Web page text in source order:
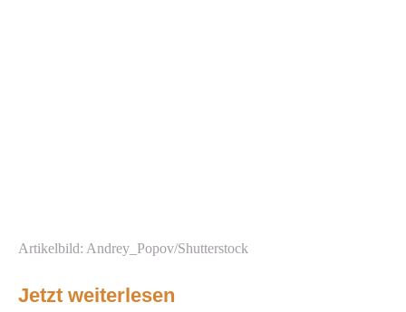
Artikelbild: Andrey_Popov/Shutterstock
Jetzt weiterlesen